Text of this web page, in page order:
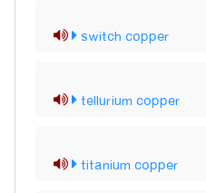
switch copper
tellurium copper
titanium copper